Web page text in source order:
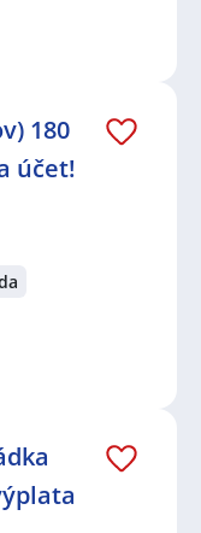
180
účet!